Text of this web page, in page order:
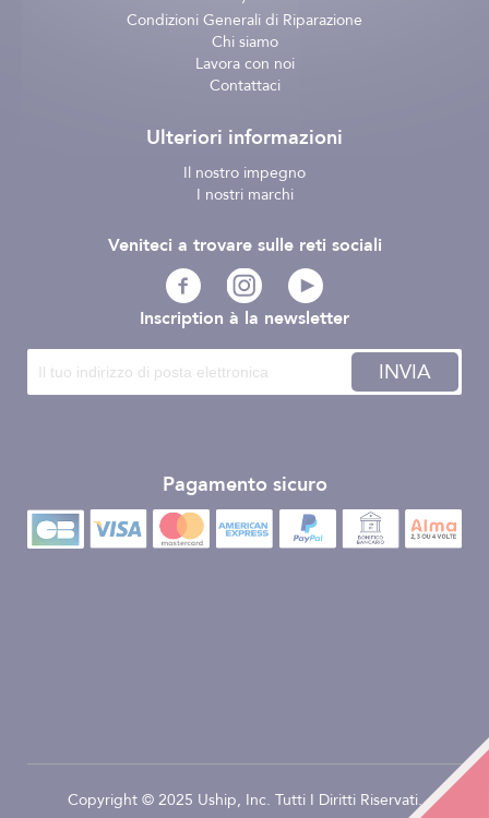
Condizioni Generali di Riparazione
Chi siamo
Lavora con noi
Contattaci
Ulteriori informazioni
Il nostro impegno
I nostri marchi
Inscription à la newsletter
INVIA
Pagamento sicuro
Veniteci a trovare sulle reti sociali
Copyright © 2025 Uship, Inc. Tutti I Diritti Riservati.